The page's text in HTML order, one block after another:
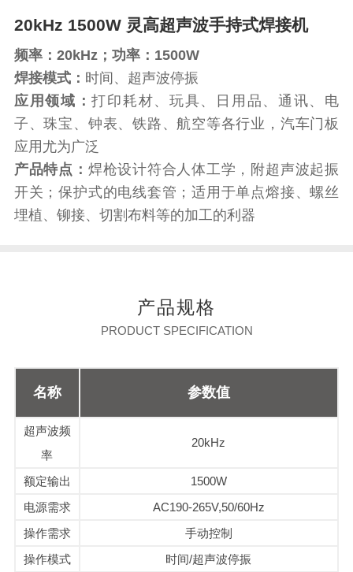
20kHz 1500W 灵高超声波手持式焊接机
频率：20kHz；功率：1500W
焊接模式： 时间、超声波停振
应用领域：打印耗材、玩具、日用品、通讯、电
子、珠宝、钟表、铁路、航空等各行业，汽车门板
应用尤为广泛
产品特点： 焊枪设计符合人体工学，附超声波起振
开关；保护式的电线套管；适用于单点熔接、螺丝
埋植、铆接、切割布料等的加工的利器
产品规格
PRODUCT SPECIFICATION
名称 参数值
超声波频
率
20kHz
额定输出
1500W
电源需求
AC190-265V,50/60Hz
操作需求
手动控制
操作模式
时间/超声波停振